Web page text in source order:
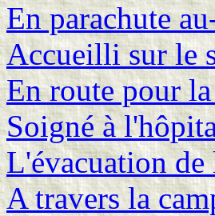
En parachute
Accueilli sur le
En route pour
Soigné à
L'évacuation
A travers la